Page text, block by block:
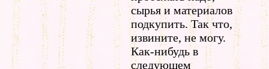
сырья и материалов
подкупить. Так что,
извините, не могу.
Как-нибудь в
следующем